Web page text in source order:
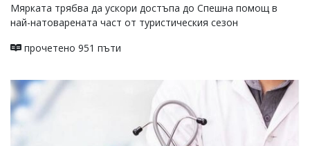
Мярката трябва да ускори достъпа до Спешна помощ в
най-натоварената част от туристическия сезон
прочетено 951 пъти